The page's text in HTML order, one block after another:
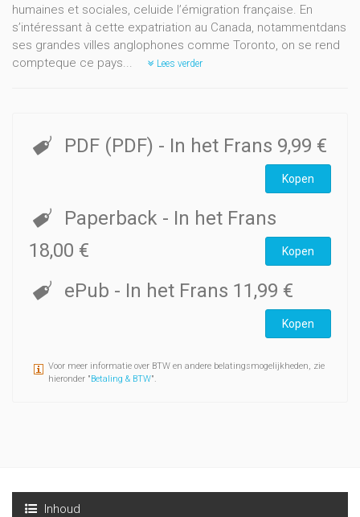
humaines et sociales, celuide l’émigration française. En
s’intéressant à cette expatriation au Canada, notammentdans
ses grandes villes anglophones comme Toronto, on se rend
compteque ce pays...
Lees verder
PDF (PDF) - In het Frans 9,99 €
Kopen
Paperback - In het Frans
18,00 €
Kopen
ePub - In het Frans 11,99 €
Kopen
Voor meer informatie over BTW en andere belatingsmogelijkheden, zie
hieronder "Betaling & BTW".
Inhoud